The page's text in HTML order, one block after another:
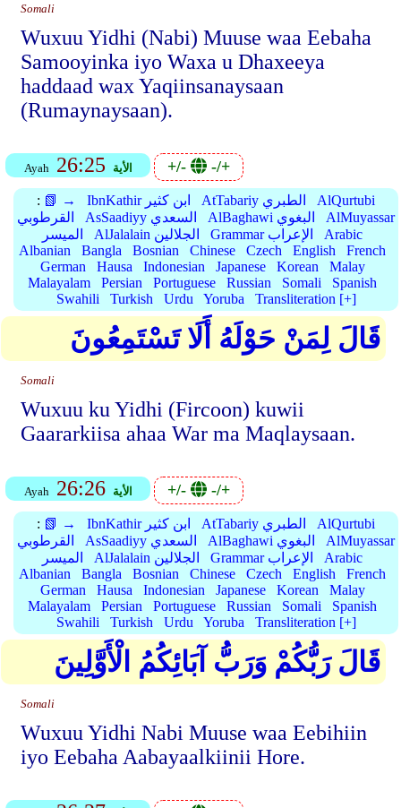
Somali
Wuxuu Yidhi (Nabi) Muuse waa Eebaha
Samooyinka iyo Waxa u Dhaxeeya
haddaad wax Yaqiinsanaysaan
(Rumaynaysaan).
Ayah 26:25 الأية +/- -/+
: 📗 → IbnKathir ابن كثير AtTabariy الطبري
AlQurtubi
القرطوبي
AsSaadiyy السعدي AlBaghawi البغوي
AlMuyassar
الميسر
AlJalalain الجلالين Grammar الإعراب
Arabic
Albanian
Bangla Bosnian Chinese Czech English
French
German
Hausa Indonesian Japanese Korean
Malay
Malayalam
Persian Portuguese Russian Somali
Spanish
Swahili
Turkish Urdu Yoruba Transliteration [+]
قَالَ لِمَنْ حَوْلَهُ أَلَا تَسْتَمِعُونَ
Somali
Wuxuu ku Yidhi (Fircoon) kuwii
Gaararkiisa ahaa War ma Maqlaysaan.
Ayah 26:26 الأية +/- -/+
: 📗 → IbnKathir ابن كثير AtTabariy الطبري
AlQurtubi
القرطوبي
AsSaadiyy السعدي AlBaghawi البغوي
AlMuyassar
الميسر
AlJalalain الجلالين Grammar الإعراب
Arabic
Albanian
Bangla Bosnian Chinese Czech English
French
German
Hausa Indonesian Japanese Korean
Malay
Malayalam
Persian Portuguese Russian Somali
Spanish
Swahili
Turkish Urdu Yoruba Transliteration [+]
قَالَ رَبُّكُمْ وَرَبُّ آبَائِكُمُ الْأَوَّلِينَ
Somali
Wuxuu Yidhi Nabi Muuse waa Eebihiin
iyo Eebaha Aabayaalkiinii Hore.